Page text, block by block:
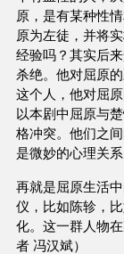
原，是有某种性
原为左徒，并将
经验吗？其实后
杀绝。他对屈原
这个人，他对屈
以本剧中屈原与
格冲突。他们之
是微妙的心理关系
再就是屈原生活
仪，比如陈轸，
化。这一群人物
者 冯汉斌）